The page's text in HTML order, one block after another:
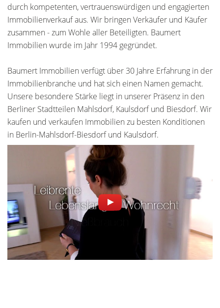
durch kompetenten, vertrauenswürdigen und engagierten
Immobilienverkauf aus. Wir bringen Verkäufer und Käufer
zusammen - zum Wohle aller Beteiligten. Baumert
Immobilien wurde im Jahr 1994 gegründet.
Baumert Immobilien verfügt über 30 Jahre Erfahrung in der
Immobilienbranche und hat sich einen Namen gemacht.
Unsere besondere Stärke liegt in unserer Präsenz in den
Berliner Stadtteilen Mahlsdorf, Kaulsdorf und Biesdorf. Wir
kaufen und verkaufen Immobilien zu besten Konditionen
in Berlin-Mahlsdorf-Biesdorf und Kaulsdorf.